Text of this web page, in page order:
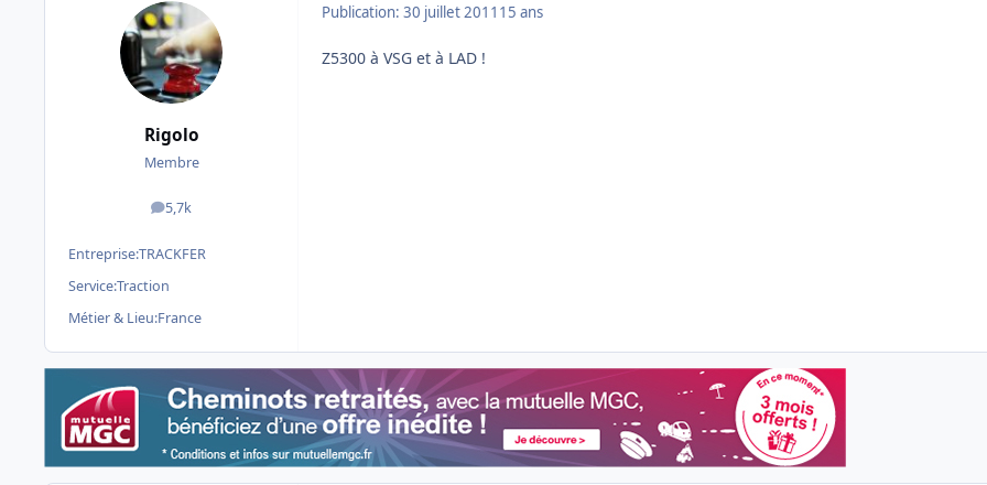
Rigolo
Membre
5,7k
messages
Entreprise:TRACKFER
Service:Traction
Métier & Lieu:France
Publication: 30 juillet 2011 15 ans
Z5300 à VSG et à LAD !